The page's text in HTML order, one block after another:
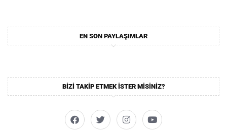
EN SON PAYLAŞIMLAR
BIZI TAKIP ETMEK ISTER MISINIZ?